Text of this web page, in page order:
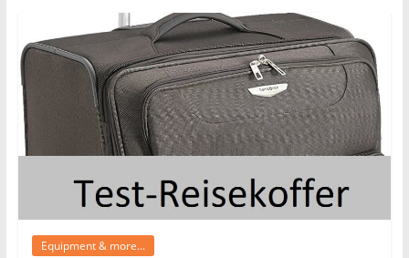
o
o
k
Equipment & more...